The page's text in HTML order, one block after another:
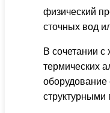
физический
сточных вод
В сочетании с
термических